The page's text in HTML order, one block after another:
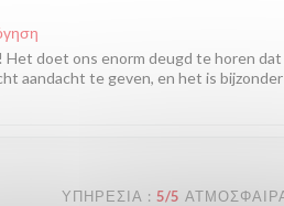
doet ons enorm deugd te horen
aandacht te geven, en het is
ΥΠΗΡΕΣΊΑ : 5/5